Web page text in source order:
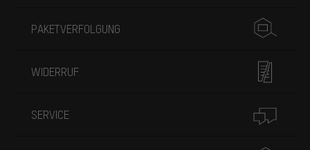
PAKETVERFOLGUNG
WIDERRUF
SERVICE